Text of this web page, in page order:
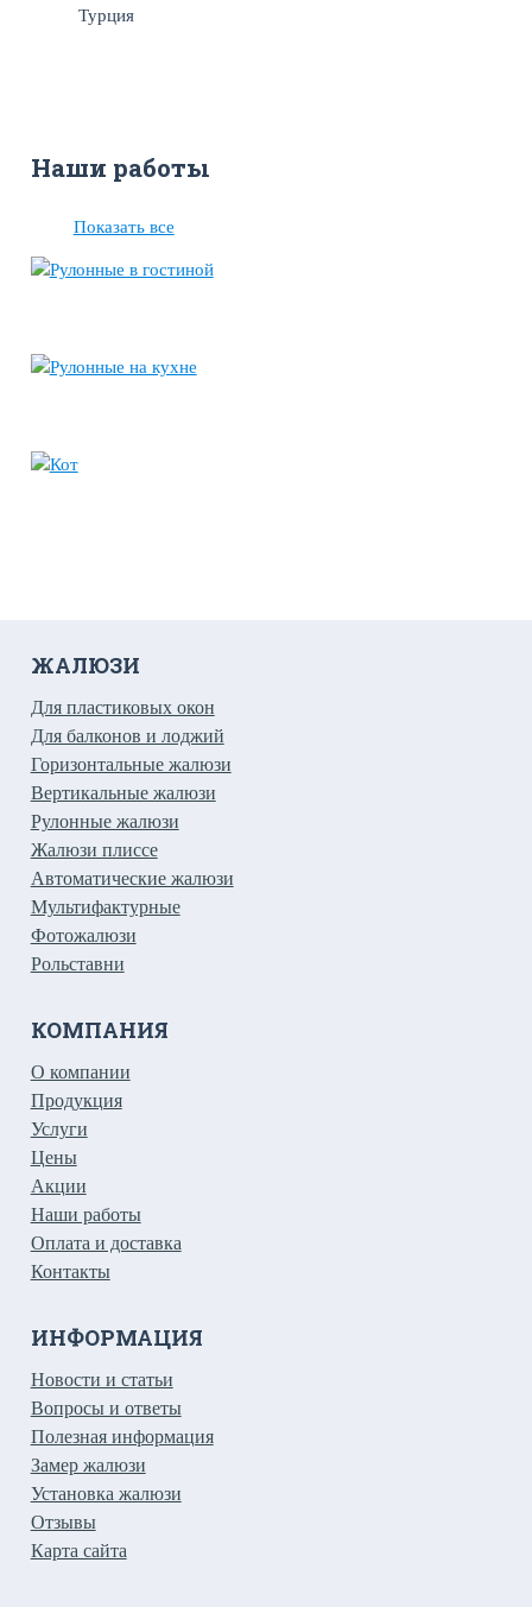
Турция
Наши работы
Показать все
ЖАЛЮЗИ
Для пластиковых окон
Для балконов и лоджий
Горизонтальные жалюзи
Вертикальные жалюзи
Рулонные жалюзи
Жалюзи плиссе
Автоматические жалюзи
Мультифактурные
Фотожалюзи
Рольставни
КОМПАНИЯ
О компании
Продукция
Услуги
Цены
Акции
Наши работы
Оплата и доставка
Контакты
ИНФОРМАЦИЯ
Новости и статьи
Вопросы и ответы
Полезная информация
Замер жалюзи
Установка жалюзи
Отзывы
Карта сайта